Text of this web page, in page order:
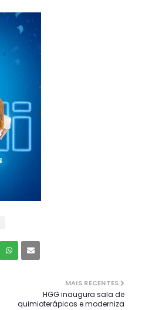
MAIS RECENTES
HGG inaugura sala de
quimioterápicos e moderniza